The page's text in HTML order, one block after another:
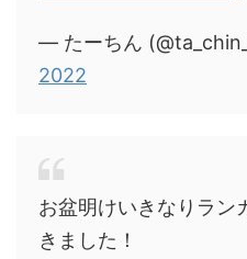
— たーちん
2022
お盆明けいきなりラン
きました！